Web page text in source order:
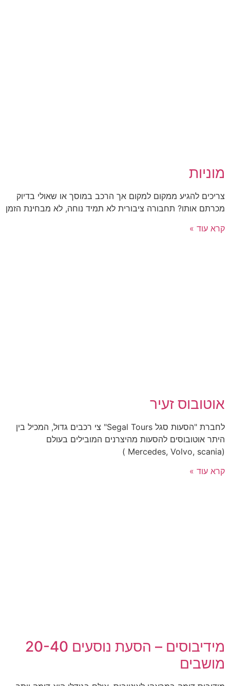
מוניות
צריכים להגיע ממקום למקום אך הרכב במוסך או שאולי בדיוק
מכרתם אותו? תחבורה ציבורית לא תמיד נוחה, לא מבחינת הזמן
קרא עוד »
אוטובוס זעיר
לחברת "הסעות סגל Segal Tours" צי רכבים גדול, המכיל בין
היתר אוטובוסים להסעות מהיצרנים המובילים בעולם
(Mercedes, Volvo, scania )
קרא עוד »
מידיבוסים – הסעת נוסעים 20-40
מושבים